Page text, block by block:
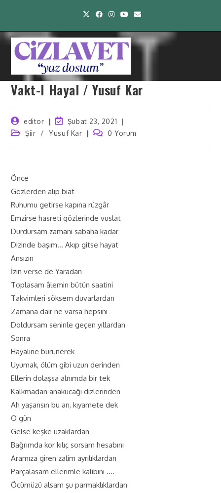
Vakt-I Hayal / Yusuf Kar
editor
Şubat 23, 2021
Şiir
/ Yusuf Kar 0 Yorum
Önce
Gözlerden alıp biat
Ruhumu getirse kapına rüzgâr
Emzirse hasreti gözlerinde vuslat
Durdursam zamanı sabaha kadar
Dizinde başım… Akıp gitse hayat
Ansızın
İzin verse de Yaradan
Toplasam âlemin bütün saatini
Takvimleri söksem duvarlardan
Zamana dair ne varsa hepsini
Doldursam seninle geçen yıllardan
Sonra
Hayaline bürünerek
Uyumak, ölüm gibi uzun derinden
Ellerin dolaşsa alnımda bir tek
Kalkmadan anakucağı dizlerinden
Ah yaşansın bu an, kıyamete dek
O gün
Gelse keşke uzaklardan
Bağrımda kor kılıç sorsam hesabını
Aramıza giren zalim ayrılıklardan
Parçalasam ellerimle kalıbını ….
Öcümüzü alsam şu parmaklıklardan